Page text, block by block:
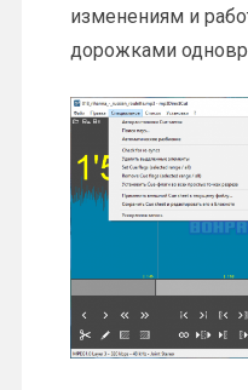
изменениям и
дорожками